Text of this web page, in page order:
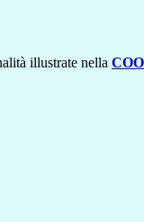
illustrate nella